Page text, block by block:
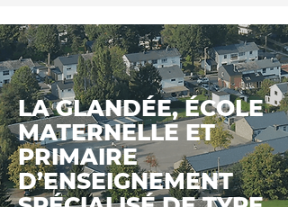
LA GLANDÉE, ÉCOLE
MATERNELLE ET
PRIMAIRE
D’ENSEIGNEMENT